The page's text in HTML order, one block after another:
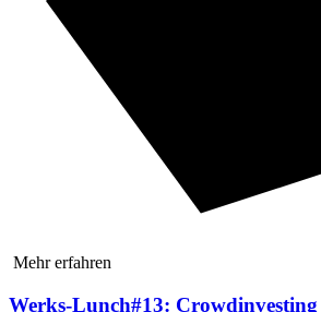
Mehr erfahren
Werks-Lunch#13: Crowdinvesting